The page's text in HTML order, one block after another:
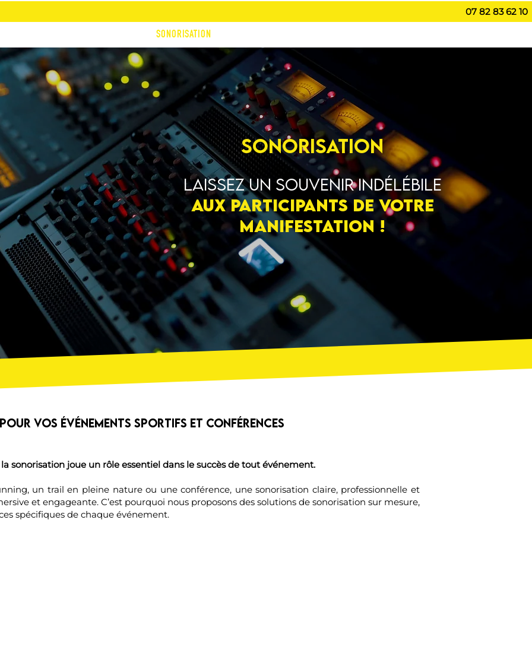
SONORISATION
07 82 83 62 10
Sonorisation
Laissez un souvenir indélébile
aux participants de votre
manifestation !
Vos Événements Sportifs et Conférences
sonorisation joue un rôle essentiel dans le succès de tout événement.
un trail en pleine nature ou une conférence, une sonorisation claire, professionnelle et
et engageante. C’est pourquoi nous proposons des solutions de sonorisation sur mesure,
spécifiques de chaque événement.